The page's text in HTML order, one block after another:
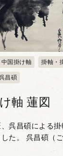
国掛け軸 掛軸・
昌碩
軸 蓮図
呉昌碩による掛
（ごしょう
）は書・画・印